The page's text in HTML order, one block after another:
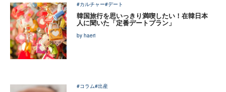
#カルチャー#デート
韓国旅行を思いっきり満喫したい！在韓日本
人に聞いた「定番デートプラン」
by haeri
#コラム#出産